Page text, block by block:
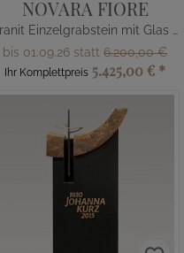
NOVARA FIORE
Granit Einzelgrabstein mit Glas Kugel & Blume
bis 01.09.26 statt 6.200,00 €
Ihr Komplettpreis 5.425,00 € *